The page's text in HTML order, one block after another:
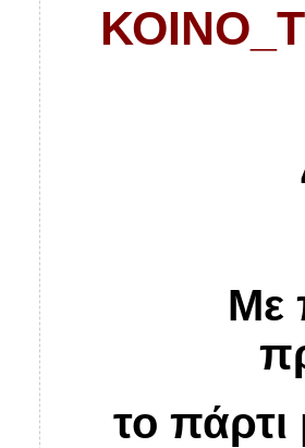
Με
το